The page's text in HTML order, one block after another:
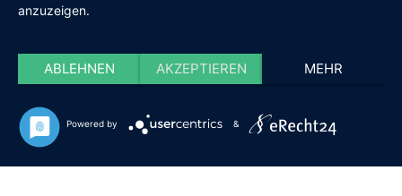
anzuzeigen.
ABLEHNEN AKZEPTIEREN MEHR
Powered by &